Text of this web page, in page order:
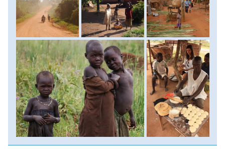
Csomagolt ebédet útközben fogyasztjuk el. Délután
megérkezünk a Toro királyság székhelyére, Fort Portal-ba,
amely egyben Uganda egyik leghelyesebb kis városa is. Itt
fel lehet tölteni a hátizsákokat nyalánkságokkal a boltból,
illetve gyümölcsökkel az árusoktól. Folytatjuk tovább
utunkat smaragdzöld teaültetvényeken keresztül a Kibale
Nemzeti Park felé. Ez Kelet-Afrika majomfajokban
leggazdagabb erdeje és többek között az emberszabású
csimpánzoknak is otthona. Szállás bútorozott szafari
sátrakban félpanziós ellátással.